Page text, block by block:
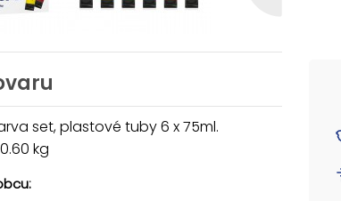
set, plastové tuby 6 x 75ml.
kg